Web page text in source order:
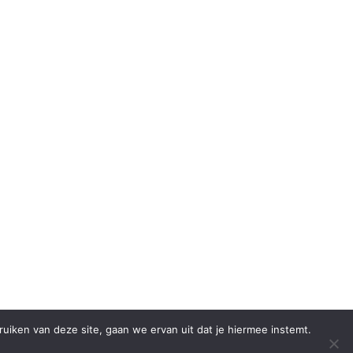
van deze site, gaan we ervan uit dat je hiermee instemt.